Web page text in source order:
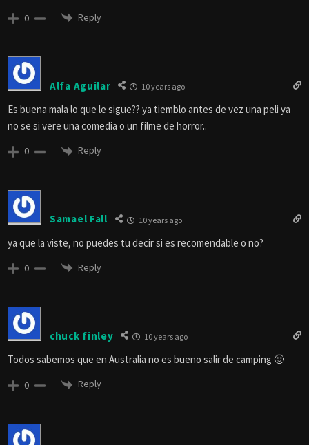
0 Reply
Alfa Aguilar 10 years ago
Es buena mala lo que le sigue?? ya tiemblo antes de vez una peli ya
no se si vere una comedia o un filme de horror..
0 Reply
Samael Fall 10 years ago
ya que la viste, no puedes tu decir si es recomendable o no?
0 Reply
chuck finley 10 years ago
Todos sabemos que en Australia no es bueno salir de camping 🙂
0 Reply